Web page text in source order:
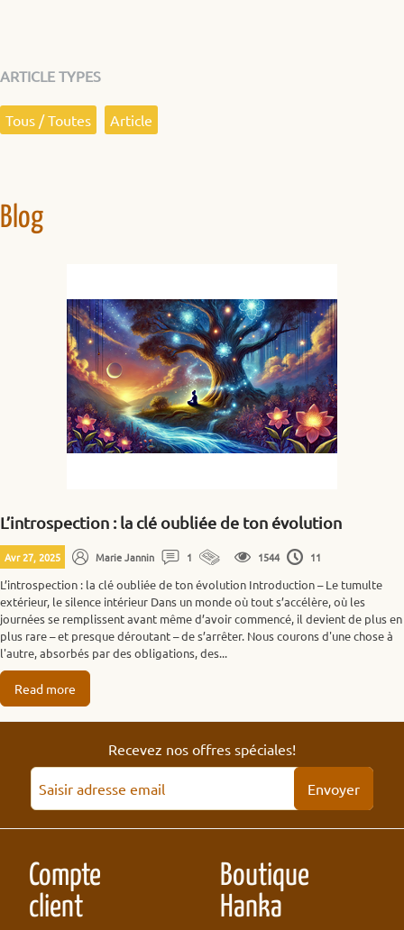
ARTICLE TYPES
Tous / Toutes Article
Blog
L’introspection : la clé oubliée de ton évolution
Avr 27, 2025 Marie Jannin 1 1544 11
L’introspection : la clé oubliée de ton évolution Introduction – Le tumulte
extérieur, le silence intérieur Dans un monde où tout s’accélère, où les
journées se remplissent avant même d’avoir commencé, il devient de plus en
plus rare – et presque déroutant – de s’arrêter. Nous courons d'une chose à
l'autre, absorbés par des obligations, des...
Read more
Recevez nos offres spéciales!
Envoyer
Compte
client
Boutique
Hanka